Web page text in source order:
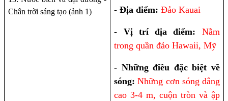
- Địa điểm:Đảo Kauai
- Vị trí địa điểm: Nằm
trong quần đảo Hawaii, Mỹ
- Những điều đặc biệt về
sóng:Những cơn sóng dâng
cao 3-4 m, cuộn tròn và ập